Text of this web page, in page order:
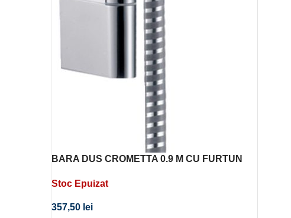
BARA DUS CROMETTA 0.9 M CU FURTUN
Stoc Epuizat
357,50 lei